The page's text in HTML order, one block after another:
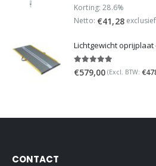
was:
€69,95. €49,95.
Korting: 28.6%
Netto: €41,28
Lichtgewicht oprijplaat
5.00out of 5
€579,00 (Excl. BTW: €
CONTACT